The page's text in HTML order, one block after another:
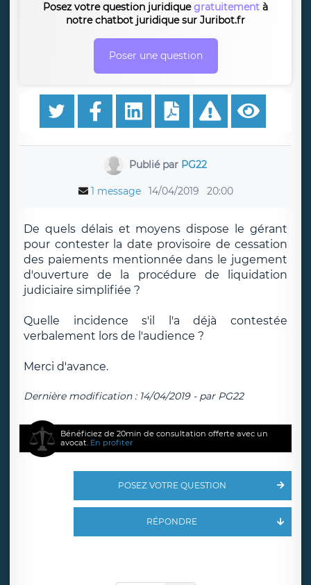
Posez votre question juridiquegratuitement à
notre chatbot juridique sur Juribot.fr
Poser une question
Publié par PG22
1 message 14/04/2019 20:00
De quels délais et moyens dispose le gérant
pour contester la date provisoire de cessation
des paiements mentionnée dans le jugement
d'ouverture de la procédure de liquidation
judiciaire simplifiée ?
Quelle incidence s'il l'a déjà contestée
verbalement lors de l'audience ?
Merci d'avance.
Dernière modification : 14/04/2019 - par PG22
Bénéficiez de 20min de consultation offerte avec un
avocat. En profiter
POSEZ VOTRE QUESTION
RÉPONDRE